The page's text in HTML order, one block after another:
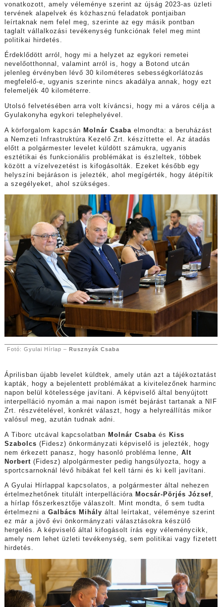
vonatkozott, amely véleménye szerint az újság 2023-as üzleti
tervének alapelvek és közhasznú feladatok pontjaiban
leírtaknak nem felel meg, szerinte az egy másik pontban
taglalt vállalkozási tevékenység funkciónak felel meg mint
politikai hirdetés.
Érdeklődött arról, hogy mi a helyzet az egykori remetei
nevelőotthonnal, valamint arról is, hogy a Botond utcán
jelenleg érvényben lévő 30 kilométeres sebességkorlátozás
megfelelő-e, ugyanis szerinte nincs akadálya annak, hogy ezt
felemeljék 40 kilométerre.
Utolsó felvetésében arra volt kíváncsi, hogy mi a város célja a
Gyulakonyha egykori telephelyével.
A körforgalom kapcsán Molnár Csaba elmondta: a beruházást
a Nemzeti Infrastruktúra Kezelő Zrt. készíttette el. Az átadás
előtt a polgármester levelet küldött számukra, ugyanis
esztétikai és funkcionális problémákat is észleltek, többek
között a vízelvezetést is kifogásolták. Ezeket később egy
helyszíni bejáráson is jelezték, ahol megígérték, hogy átépítik
a szegélyeket, ahol szükséges.
Fotó: Gyulai Hírlap – Rusznyák Csaba
Áprilisban újabb levelet küldtek, amely után azt a tájékoztatást
kapták, hogy a bejelentett problémákat a kivitelezőnek harminc
napon belül kötelessége javítani. A képviselő által benyújtott
interpelláció nyomán a mai napon ismét bejárást tartanak a NIF
Zrt. részvételével, konkrét választ, hogy a helyreállítás mikor
valósul meg, azután tudnak adni.
A Tiborc utcával kapcsolatban Molnár Csaba és
Kiss
Szabolcs (Fidesz) önkormányzati képviselő is jelezték, hogy
nem érkezett panasz, hogy hasonló probléma lenne, Alt
Norbert (Fidesz) alpolgármester pedig hangsúlyozta, hogy a
sportcsarnoknál lévő hibákat fel kell tárni és ki kell javítani.
A Gyulai Hírlappal kapcsolatos, a polgármester által nehezen
értelmezhetőnek titulált interpellációra Mocsár-Pörjés József,
a hírlap főszerkesztője válaszolt. Mint mondta, ő sem tudta
értelmezni a Galbács Mihály által leírtakat, véleménye szerint
ez már a jövő évi önkormányzati választásokra készülő
hergelés. A képviselő által kifogásolt írás egy véleménycikk,
amely nem lehet üzleti tevékenység, sem politikai vagy fizetett
hirdetés.